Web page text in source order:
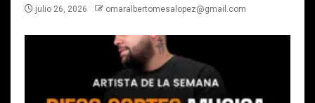
julio 26, 2026 omaralbertomesalopez@gmail.com